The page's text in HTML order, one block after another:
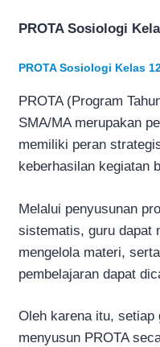
PROTA Sosiologi
PROTA Sosiologi Kelas
PROTA (Program
SMA/MA merupakan
memiliki peran
keberhasilan kegiatan
Melalui penyusunan
sistematis, guru dapat
mengelola materi,
pembelajaran dapat
Oleh karena itu, setiap
menyusun PROTA